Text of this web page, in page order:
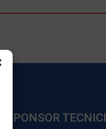
SPONSOR TECNICI